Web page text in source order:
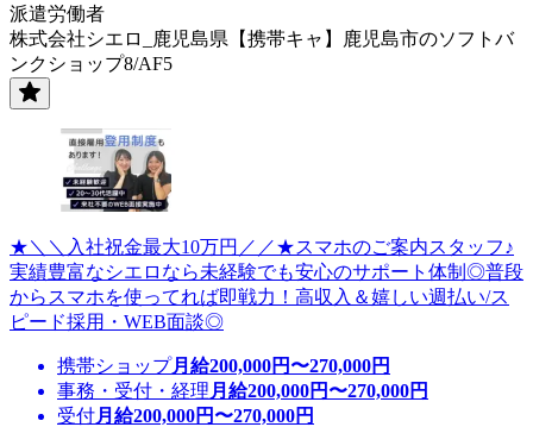
派遣労働者
株式会社シエロ_鹿児島県【携帯キャ】鹿児島市のソフトバ
ンクショップ8/AF5
★＼＼入社祝金最大10万円／／★スマホのご案内スタッフ♪
実績豊富なシエロなら未経験でも安心のサポート体制◎普段
からスマホを使ってれば即戦力！高収入＆嬉しい週払い/ス
ピード採用・WEB面談◎
携帯ショップ月給200,000円〜270,000円
事務・受付・経理 月給200,000円〜270,000円
受付月給200,000円〜270,000円